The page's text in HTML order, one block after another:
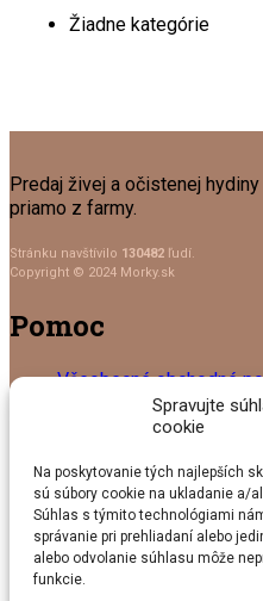
Spravujte
cookie
Na poskytovanie tých najlepších
sú súbory cookie na ukladanie a/
Súhlas s týmito technológiami
správanie pri prehliadaní alebo
alebo odvolanie súhlasu môže
funkcie.
Žiadne kategórie
Predaj živej a očistenej hydiny
priamo z farmy.
Stránku navštívilo 130482 ľudí.
Copyright © 2024 Morky.sk
Pomoc
Všeobecné obchodné
Reklamačný poriadok
Ochrana osobných údajov
Reklamačný formulár
Navigácia
O nás